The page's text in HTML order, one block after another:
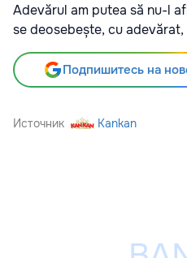
Adevărul am putea să nu-l
se deosebește, cu
Подпишитесь на
Источник Kankan